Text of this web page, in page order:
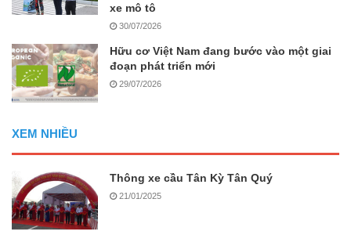
xe mô tô
30/07/2026
Hữu cơ Việt Nam đang bước vào một giai
đoạn phát triển mới
29/07/2026
XEM NHIỀU
Thông xe cầu Tân Kỳ Tân Quý
21/01/2025